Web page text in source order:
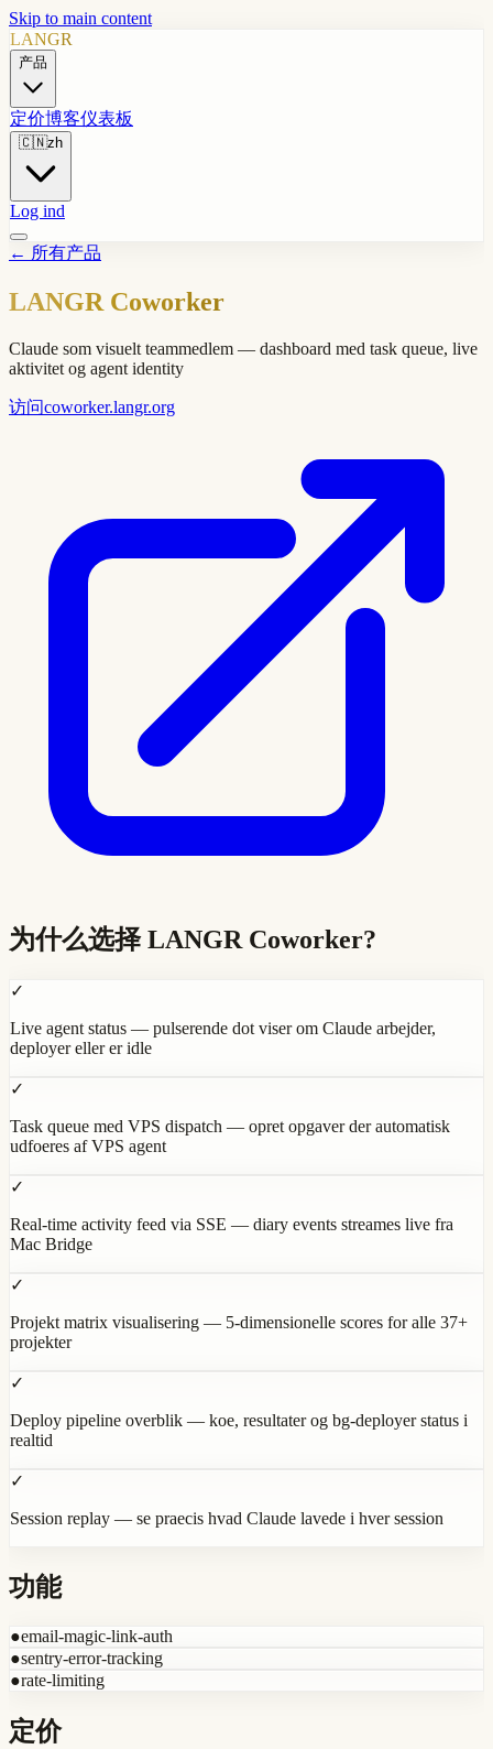
Skip to main content
LANGR
产品
定价博客仪表板
🇨🇳zh
Log ind
← 所有产品
LANGR Coworker
Claude som visuelt teammedlem — dashboard med task queue, live
aktivitet og agent identity
访问coworker.langr.org
为什么选择 LANGR Coworker?
✓
Live agent status — pulserende dot viser om Claude arbejder,
deployer eller er idle
✓
Task queue med VPS dispatch — opret opgaver der automatisk
udfoeres af VPS agent
✓
Real-time activity feed via SSE — diary events streames live fra
Mac Bridge
✓
Projekt matrix visualisering — 5-dimensionelle scores for alle 37+
projekter
✓
Deploy pipeline overblik — koe, resultater og bg-deployer status i
realtid
✓
Session replay — se praecis hvad Claude lavede i hver session
功能
●email-magic-link-auth
●sentry-error-tracking
●rate-limiting
定价